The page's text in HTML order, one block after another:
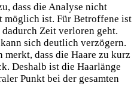
dass die Analyse nicht
möglich ist. Für Betroffene ist
Zeit verloren geht.
sich deutlich verzögern.
dass die Haare zu kurz
Deshalb ist die Haarlänge
Punkt bei der gesamten